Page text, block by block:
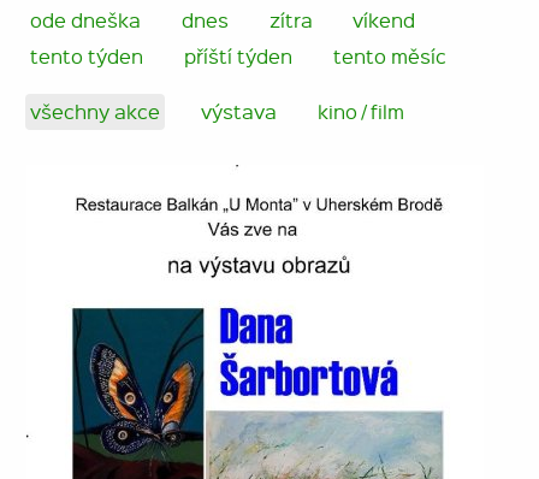
ode dneška dnes zítra
víkend
tento týden
příští týden tento měsíc
všechny akce výstava kino / film